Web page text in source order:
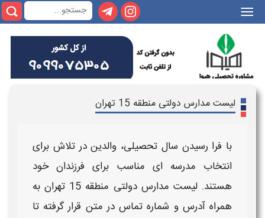
دولتی منطقه 15 تهران
رسیدن سال تحصیلی، والدین در تلاش برای
مدرسهای مناسب برای فرزندان خود
لیستمدارس دولتی منطقه 15 تهران
به
و شماره تماس در متن قرار گرفته تا